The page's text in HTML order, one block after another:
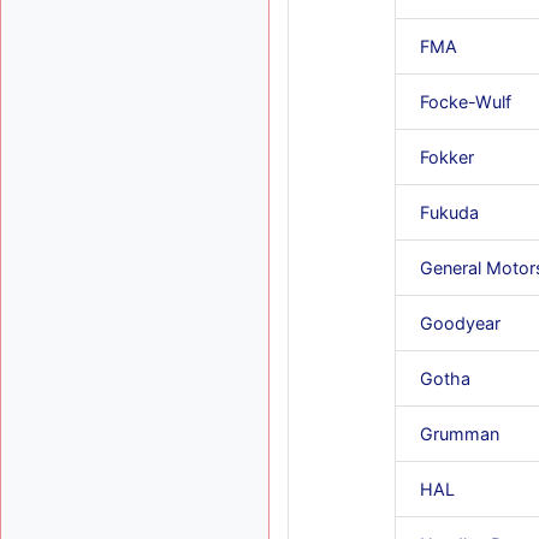
FMA
Focke-Wulf
Fokker
Fukuda
General
Goodyear
Gotha
Grumman
HAL